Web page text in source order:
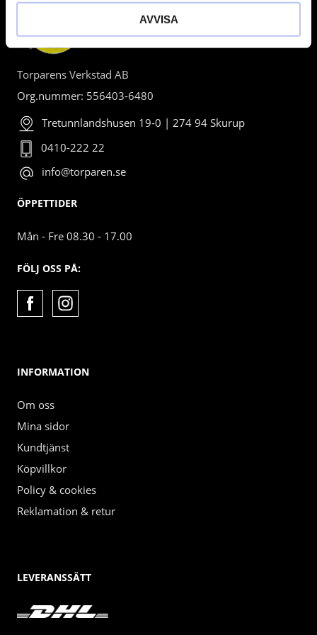
AVVISA
Torparens Verkstad AB
Org.nummer: 556403-6480
Tretunnlandshusen 19-0 | 274 94 Skurup
0410-222 22
info@torparen.se
ÖPPETTIDER
Mån - Fre 08.30 - 17.00
FÖLJ OSS PÅ:
INFORMATION
Om oss
Mina sidor
Kundtjänst
Köpvillkor
Policy & cookies
Reklamation & retur
LEVERANSSÄTT